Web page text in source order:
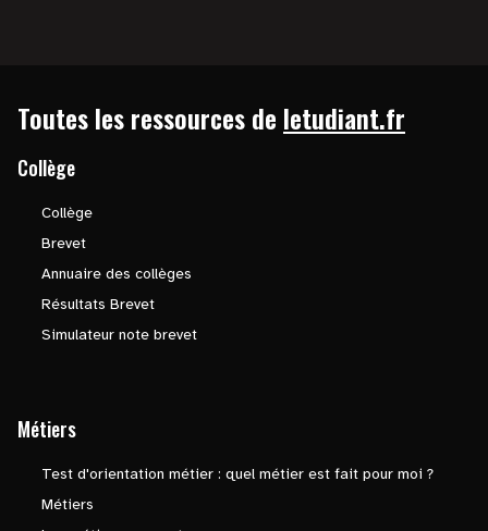
Toutes les ressources de letudiant.fr
Collège
Collège
Brevet
Annuaire des collèges
Résultats Brevet
Simulateur note brevet
Métiers
Test d'orientation métier : quel métier est fait pour moi ?
Métiers